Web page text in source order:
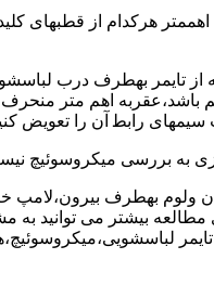
اهممتر هرکدام از
ﺗﺎﯾﻤﺮ بهطرف درب
ﺑﺎﺷﺪ،ﻋﻘﺮﺑﻪ اهم متر
راﺑﻄ آن را ﺗﻌﻮﯾﺾ
ﺑﻪ بررسی ﻣﯿﮑﺮوﺳﻮﺋﯿﭻ
وﻟﻮم بهطرف ﺑﯿﺮون،ﻻﻣﭗ